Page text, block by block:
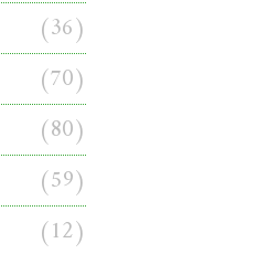
(36)
(70)
(80)
(59)
(12)